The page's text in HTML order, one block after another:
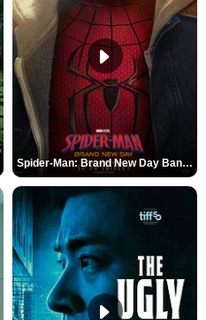
Spider-Man: Brand New Day Bande-annonce (3) VO STFR